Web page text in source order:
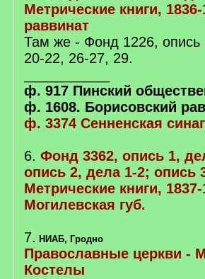
Метрические книги,
раввинат
Там же - Фонд 1226, опись
20-22, 26-27, 29.
ф. 917 Пинский
ф. 1608. Борисовский
ф. 3374 Сенненская
6. Фонд 3362, опись 1,
опись 2, дела 1-2; опись
Метрические книги,
Могилевская губ.
7. НИАБ, Гродно
Православные церкви -
Костелы